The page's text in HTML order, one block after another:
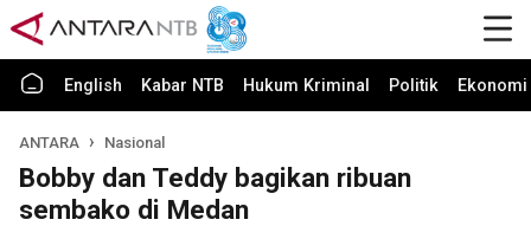
English Kabar NTB Hukum Kriminal Politik
ANTARA Nasional
Bobby dan Teddy bagikan ribuan
sembako di Medan